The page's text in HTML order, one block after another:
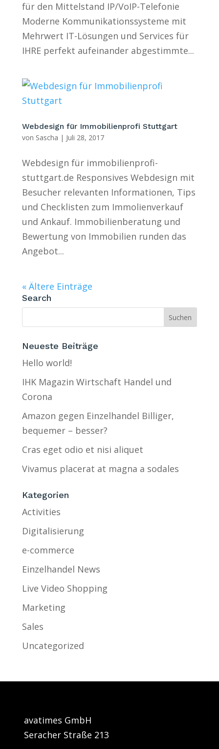
für den Mittelstand IP/VoIP-Telefonie
Moderne Kommunikationssysteme mit
Mehrwert IT-Lösungen und Services für
IHRE perfekt aufeinander abgestimmte...
Webdesign für Immobilienprofi Stuttgart
von Sascha | Juli 28, 2017
Webdesign für immobilienprofi-
stuttgart.de Responsives Webdesign mit
Besucher relevanten Informationen, Tips
und Checklisten zum Immolienverkauf
und Ankauf. Immobilienberatung und
Bewertung von Immobilien runden das
Angebot...
« Ältere Einträge
Search
Neueste Beiträge
Hello world!
IHK Magazin Wirtschaft Handel und
Corona
Amazon gegen Einzelhandel Billiger,
bequemer – besser?
Cras eget odio et nisi aliquet
Vivamus placerat at magna a sodales
Kategorien
Activities
Digitalisierung
e-commerce
Einzelhandel News
Live Video Shopping
Marketing
Sales
Uncategorized
avatimes GmbH
Seracher Straße 213